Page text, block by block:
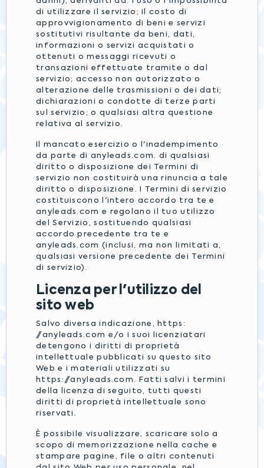
di utilizzare il servizio; il costo di
approvvigionamento di beni e servizi
sostitutivi risultante da beni, dati,
informazioni o servizi acquistati o
ottenuti o messaggi ricevuti o
transazioni effettuate tramite o dal
servizio; accesso non autorizzato o
alterazione delle trasmissioni o dei dati;
dichiarazioni o condotte di terze parti
sul servizio; o qualsiasi altra questione
relativa al servizio.
Il mancato esercizio o l'inadempimento
da parte di anyleads.com. di qualsiasi
diritto o disposizione dei Termini di
servizio non costituirà una rinuncia a tale
diritto o disposizione. I Termini di servizio
costituiscono l'intero accordo tra te e
anyleads.com e regolano il tuo utilizzo
del Servizio, sostituendo qualsiasi
accordo precedente tra te e
anyleads.com (inclusi, ma non limitati a,
qualsiasi versione precedente dei Termini
di servizio).
Licenza per l'utilizzo del
sito web
Salvo diversa indicazione, https:
//anyleads.com e/o i suoi licenziatari
detengono i diritti di proprietà
intellettuale pubblicati su questo sito
Web e i materiali utilizzati su
https://anyleads.com. Fatti salvi i termini
della licenza di seguito, tutti questi
diritti di proprietà intellettuale sono
riservati.
È possibile visualizzare, scaricare solo a
scopo di memorizzazione nella cache e
stampare pagine, file o altri contenuti